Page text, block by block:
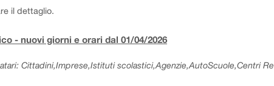
il dettaglio.
- nuovi giorni e orari dal 01/04/2026
Cittadini,Imprese,Istituti scolastici,Agenzie,AutoScuole,Centri